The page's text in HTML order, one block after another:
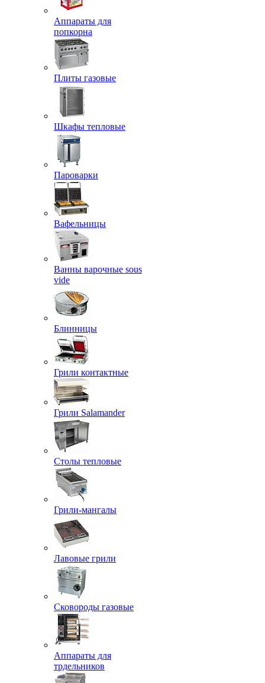
Аппараты для
попкорна
Плиты газовые
Шкафы тепловые
Пароварки
Вафельницы
Ванны варочные sous
vide
Блинницы
Грили контактные
Грили Salamander
Столы тепловые
Грили-мангалы
Лавовые грили
Сковороды газовые
Аппараты для
трдельников